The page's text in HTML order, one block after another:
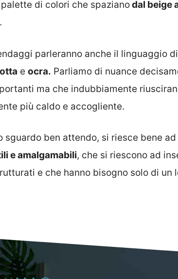
di colori che spazianodal beige
parleranno anche il linguaggio di
e ocra. Parliamo di nuance
ma che indubbiamente
più caldo e accogliente.
sguardo ben attendo, si riesce bene
e amalgamabili, che si riescono ad
e che hanno bisogno solo di un